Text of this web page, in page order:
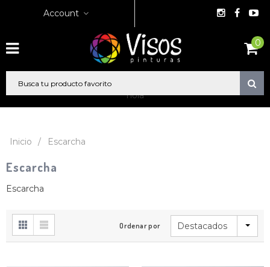
Account
0
hola
Inicio / Escarcha
Escarcha
Escarcha
Ordenar por Destacados